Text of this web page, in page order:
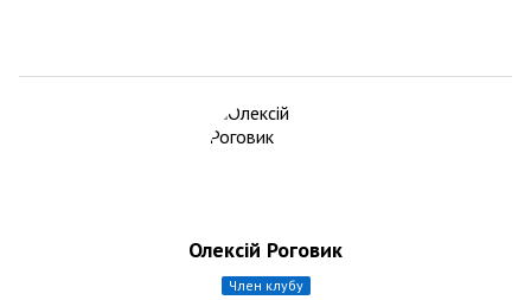
Олексій Роговик
член клубу